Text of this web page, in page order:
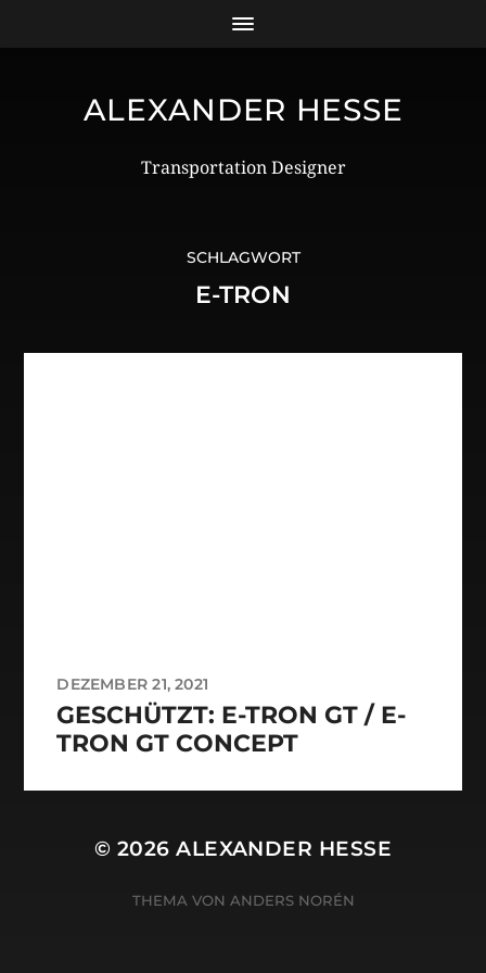
ALEXANDER HESSE
Transportation Designer
SCHLAGWORT
E-TRON
DEZEMBER 21, 2021
GESCHÜTZT: E-TRON GT / E-
TRON GT CONCEPT
© 2026ALEXANDER HESSE
THEMA VON ANDERS NORÉN